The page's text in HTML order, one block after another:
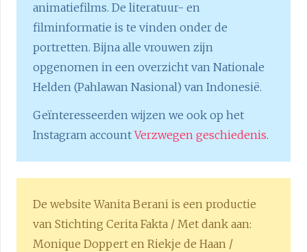
animatiefilms. De literatuur- en
filminformatie is te vinden onder de
portretten. Bijna alle vrouwen zijn
opgenomen in een overzicht van Nationale
Helden (Pahlawan Nasional) van Indonesië.
Geïnteresseerden wijzen we ook op het
Instagram accountVerzwegen geschiedenis.
De website Wanita Berani is een productie
van Stichting Cerita Fakta / Met dank aan:
Monique Doppert en Riekje de Haan /